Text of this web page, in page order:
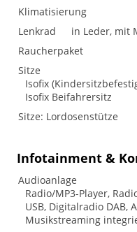
Klimatisierung
Lenkrad
in Leder, mit
Raucherpaket
Sitze
Isofix
Isofix Beifahrersitz
Sitze: Lordosenstütze
Infotainment &
Audioanlage
Radio/MP3-Player,
USB, Digitalradio DAB,
Musikstreaming